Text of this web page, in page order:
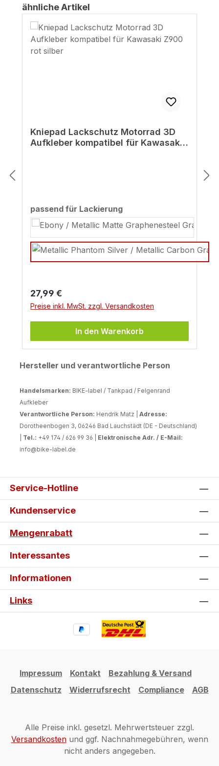
Produktgalerie überspringen
ähnliche Artikel
Kniepad Lackschutz Motorrad 3D
Aufkleber kompatibel für Kawasaki
passend für Lackierungauswählen
Regulärer Preis:
27,99 €
Preise inkl. MwSt. zzgl. Versandkosten
In den Warenkorb
Hersteller und verantwortliche Person
Handelsmarken: BIKE-label / Tankpad / Felgenrand
Aufkleber
Verantwortliche Person: Hendrik Matz | Adresse:
Dorotheenbogen 3, 06246 Bad Lauchstädt (DE - Deutschland)
Tel.: +49 174 / 626 99 36 | Elektronische Adr. / E-Mail:
info@bike-label.de
Service-Hotline
Kundenservice
Mengenrabatt
Interessantes
Informationen
Links
Impressum Kontakt
Bezahlung & Versand
Datenschutz
Widerrufsrecht Compliance AGB
Alle Preise inkl. gesetzl. Mehrwertsteuer zzgl.
Versandkostenund ggf. Nachnahmegebühren, wenn
nicht anders angegeben.